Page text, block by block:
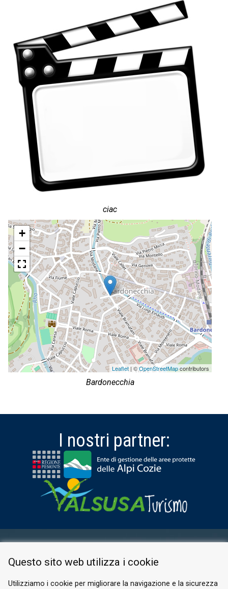
ciac
+
−
Leaflet | ©OpenStreetMapcontributors
Bardonecchia
I nostri partner:
PRIVACY POLICY
Questo sito web utilizza i cookie
Utilizziamo i cookie per migliorare la navigazione e la sicurezza